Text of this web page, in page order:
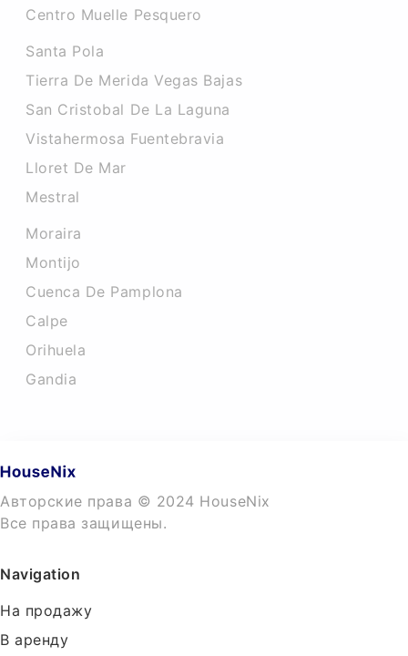
Centro Muelle Pesquero
Santa Pola
Tierra De Merida Vegas Bajas
San Cristobal De La Laguna
Vistahermosa Fuentebravia
Lloret De Mar
Mestral
Moraira
Montijo
Cuenca De Pamplona
Calpe
Orihuela
Gandia
Авторские права © 2024 HouseNix
Все права защищены.
Navigation
На продажу
В аренду